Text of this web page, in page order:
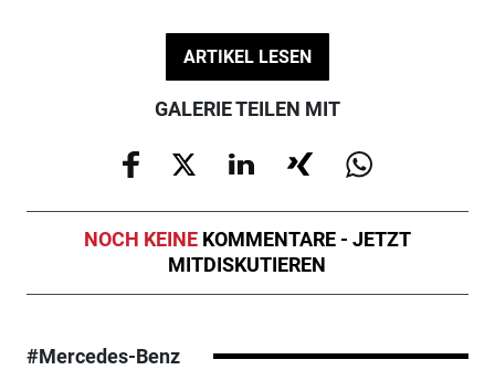
ARTIKEL LESEN
GALERIE TEILEN MIT
NOCH KEINE KOMMENTARE - JETZT
MITDISKUTIEREN
#Mercedes-Benz